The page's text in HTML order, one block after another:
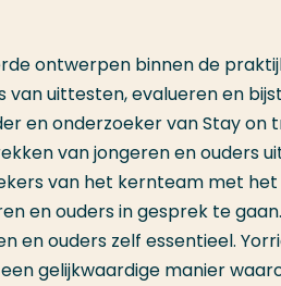
ontwerpen binnen de
uittesten, evalueren en
en onderzoeker van Stay on
van jongeren en ouders
van het kernteam met het
en ouders in gesprek te
en ouders zelf essentieel.
gelijkwaardige manier